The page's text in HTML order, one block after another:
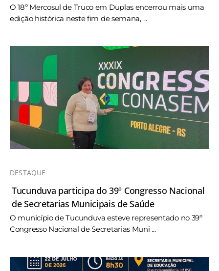
O 18º Mercosul de Truco em Duplas encerrou mais uma
edição histórica neste fim de semana, ...
DESTAQUE
Tucunduva participa do 39º Congresso Nacional
de Secretarias Municipais de Saúde
O município de Tucunduva esteve representado no 39º
Congresso Nacional de Secretarias Muni ...